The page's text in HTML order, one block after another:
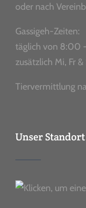
oder nach
Gassigeh-Zeiten:
täglich von 8:00
zusätzlich Mi, Fr
Tiervermittlung
Unser Standort